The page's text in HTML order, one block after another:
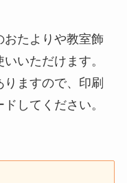
おたよりや教室飾
いただけます。
ますので、印刷
してください。